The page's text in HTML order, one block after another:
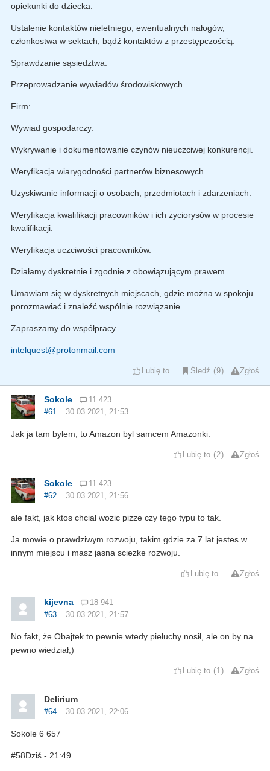
opiekunki do dziecka.
Ustalenie kontaktów nieletniego, ewentualnych nałogów,
członkostwa w sektach, bądź kontaktów z przestępczością.
Sprawdzanie sąsiedztwa.
Przeprowadzanie wywiadów środowiskowych.
Firm:
Wywiad gospodarczy.
Wykrywanie i dokumentowanie czynów nieuczciwej konkurencji.
Weryfikacja wiarygodności partnerów biznesowych.
Uzyskiwanie informacji o osobach, przedmiotach i zdarzeniach.
Weryfikacja kwalifikacji pracowników i ich życiorysów w procesie
kwalifikacji.
Weryfikacja uczciwości pracowników.
Działamy dyskretnie i zgodnie z obowiązującym prawem.
Umawiam się w dyskretnych miejscach, gdzie można w spokoju
porozmawiać i znaleźć wspólnie rozwiązanie.
Zapraszamy do współpracy.
intelquest@protonmail.com
Lubię to Śledź 9 Zgłoś
Sokole
11 423
#61
30.03.2021, 21:53
Jak ja tam bylem, to Amazon byl samcem Amazonki.
Lubię to 2 Zgłoś
Sokole
11 423
#62
30.03.2021, 21:56
ale fakt, jak ktos chcial wozic pizze czy tego typu to tak.
Ja mowie o prawdziwym rozwoju, takim gdzie za 7 lat jestes w
innym miejscu i masz jasna sciezke rozwoju.
Lubię to Zgłoś
kijevna
18 941
#63
30.03.2021, 21:57
No fakt, że Obajtek to pewnie wtedy pieluchy nosił, ale on by na
pewno wiedział;)
Lubię to 1 Zgłoś
Delirium
#64 30.03.2021, 22:06
Sokole 6 657
#58Dziś - 21:49